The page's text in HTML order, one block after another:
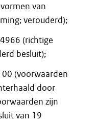
van
verouderd);
(richtige
besluit);
(voorwaarden
door
zijn
van 19